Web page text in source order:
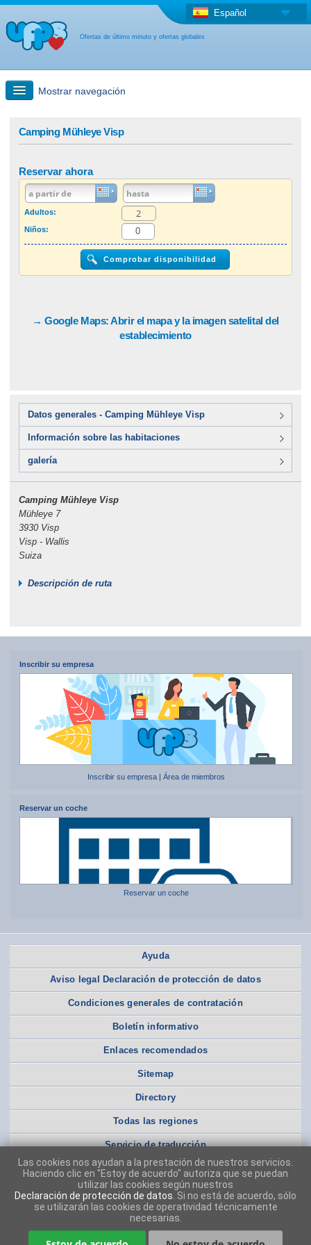
Ofertas de último minuto y ofertas globales
Español
Mostrar navegación
Oferta de última hora + Oferta global
otro país
Camping Mühleye Visp
Reservar ahora
Adultos:
Niños:
→ Google Maps: Abrir el mapa y la imagen satelital del
establecimiento
Datos generales - Camping Mühleye Visp
Información sobre las habitaciones
galería
Camping Mühleye Visp
Mühleye 7
3930 Visp
Visp - Wallis
Suiza
Descripción de ruta
Inscribir su empresa
Inscribir su empresa| Área de miembros
Reservar un coche
Reservar un coche
Ayuda
Aviso legal Declaración de protección de datos
Condiciones generales de contratación
Boletín informativo
Enlaces recomendados
Sitemap
Directory
Todas las regiones
Servicio de traducción
Las cookies nos ayudan a la prestación de nuestros servicios.
Haciendo clic en "Estoy de acuerdo" autoriza que se puedan
utilizar las cookies según nuestros
Declaración de protección de datos . Si no está de acuerdo, sólo
se utilizarán las cookies de operatividad técnicamente
necesarias.